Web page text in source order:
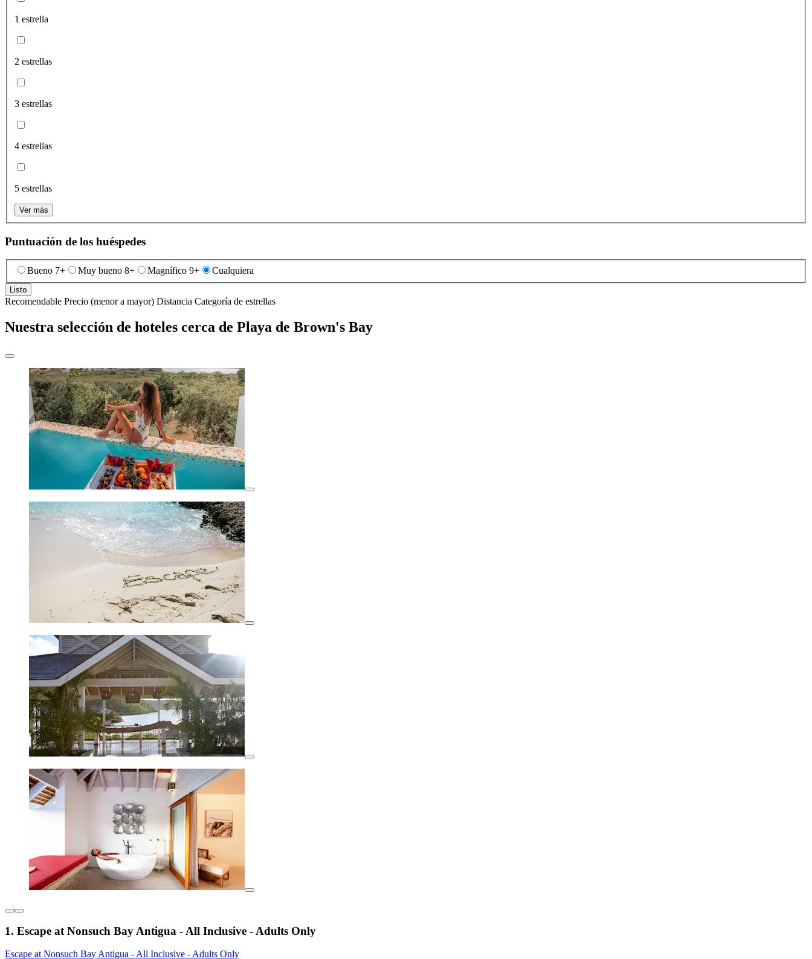
1 estrella
2 estrellas
3 estrellas
4 estrellas
5 estrellas
Ver más
Puntuación de los huéspedes
Bueno 7+ Muy bueno 8+ Magnífico 9+ Cualquiera
Listo
Recomendable Precio (menor a mayor) Distancia Categoría de estrellas
Nuestra selección de hoteles cerca de Playa de Brown's Bay
1. Escape at Nonsuch Bay Antigua - All Inclusive - Adults Only
Escape at Nonsuch Bay Antigua - All Inclusive - Adults Only